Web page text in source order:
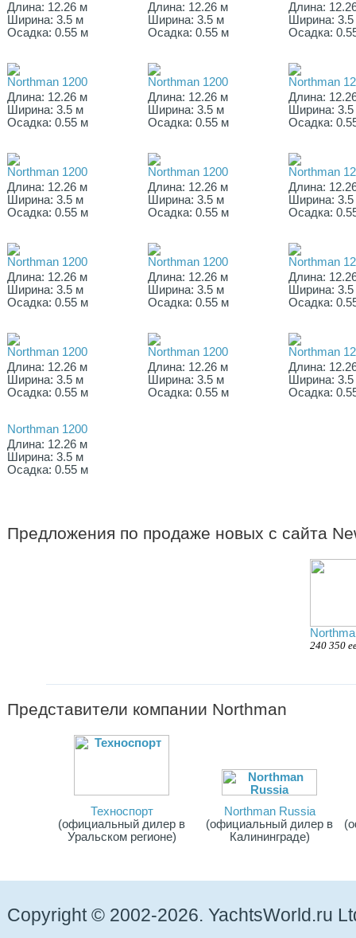
Длина: 12.26 м
Ширина: 3.5 м
Осадка: 0.55 м
Длина: 12.26 м
Ширина: 3.5 м
Осадка: 0.55 м
Длина:
Ширина:
Осадка:
Northman 1200
Длина: 12.26 м
Ширина: 3.5 м
Осадка: 0.55 м
Northman 1200
Длина: 12.26 м
Ширина: 3.5 м
Осадка: 0.55 м
Northman
Длина:
Ширина:
Осадка:
Northman 1200
Длина: 12.26 м
Ширина: 3.5 м
Осадка: 0.55 м
Northman 1200
Длина: 12.26 м
Ширина: 3.5 м
Осадка: 0.55 м
Northman
Длина:
Ширина:
Осадка:
Northman 1200
Длина: 12.26 м
Ширина: 3.5 м
Осадка: 0.55 м
Northman 1200
Длина: 12.26 м
Ширина: 3.5 м
Осадка: 0.55 м
Northman
Длина:
Ширина:
Осадка:
Northman 1200
Длина: 12.26 м
Ширина: 3.5 м
Осадка: 0.55 м
Northman 1200
Длина: 12.26 м
Ширина: 3.5 м
Осадка: 0.55 м
Northman
Длина:
Ширина:
Осадка:
Northman 1200
Длина: 12.26 м
Ширина: 3.5 м
Осадка: 0.55 м
Предложения по продаже новых с сайта
240 350
Представители компании Northman
Техноспорт
(официальный дилер в
Уральском регионе)
Northman Russia
(официальный дилер в
Калининграде)
Copyright © 2002-2026. YachtsWorld.ru